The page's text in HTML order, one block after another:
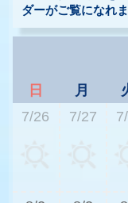
ダーがご覧になれ
日 月
7/26
7/27